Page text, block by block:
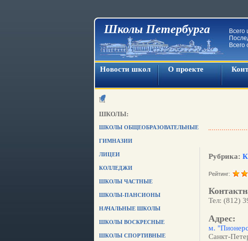
Школы Петербурга Всего
Всего
Новости школ О проекте
ШКОЛЫ:
ШКОЛЫ ОБЩЕОБРАЗОВАТЕЛЬНЫЕ
ГИМНАЗИИ
ЛИЦЕИ
КОЛЛЕДЖИ
ШКОЛЫ ЧАСТНЫЕ
ШКОЛЫ-ПАНСИОНЫ
НАЧАЛЬНЫЕ ШКОЛЫ
ШКОЛЫ ВОСКРЕСНЫЕ
ШКОЛЫ СПОРТИВНЫЕ
Рубрика:
Рейтинг:
Тел: (812)
Адрес:
м.
Санкт-